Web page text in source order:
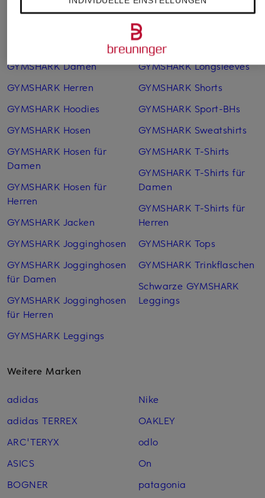
GYMSHARK Damen
GYMSHARK Herren
GYMSHARK Hoodies
GYMSHARK Hosen
GYMSHARK Hosen für
Damen
GYMSHARK Hosen für
Herren
GYMSHARK Jacken
GYMSHARK Jogginghosen
GYMSHARK Jogginghosen
für Damen
GYMSHARK Jogginghosen
für Herren
GYMSHARK Leggings
GYMSHARK Longsleeves
GYMSHARK Shorts
GYMSHARK Sport-BHs
GYMSHARK Sweatshirts
GYMSHARK T-Shirts
GYMSHARK T-Shirts für
Damen
GYMSHARK T-Shirts für
Herren
GYMSHARK Tops
GYMSHARK Trinkflaschen
Schwarze GYMSHARK
Leggings
Weitere Marken
adidas
adidas TERREX
ARC'TERYX
ASICS
BOGNER
Nike
OAKLEY
odlo
On
patagonia